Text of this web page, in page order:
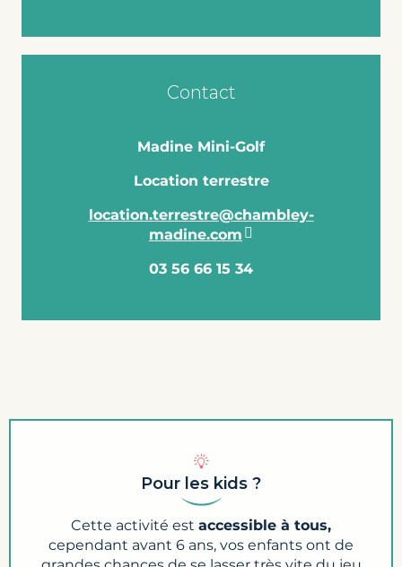
Contact
Madine Mini-Golf
Location terrestre
location.terrestre@chambley-
madine.com
03 56 66 15 34
Pour les kids ?
Cette activité est accessible à tous,
cependant avant 6 ans, vos enfants ont de